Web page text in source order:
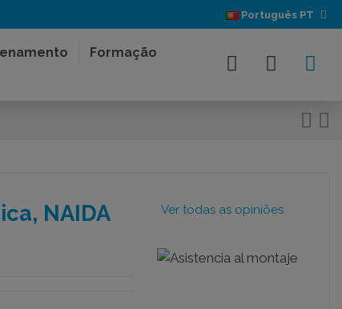
Português PT
Formação
NAIDA
Ver todas as opiniões